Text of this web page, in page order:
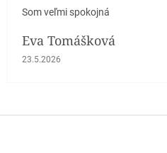
Som veľmi spokojná
Eva Tomášková
Hodnotenie obchodu je 5 z 5
23.5.2026
Z